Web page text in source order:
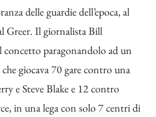
delle guardie dell’epoca, al
Greer. Il giornalista Bill
concetto paragonandolo ad un
giocava 70 gare contro una
e Steve Blake e 12 contro
in una lega con solo 7 centri di